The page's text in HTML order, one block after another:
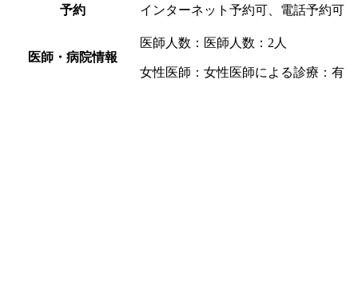
予約
インターネット予約可、電話予約可
医師・病院情報
医師人数：医師人数：2人
女性医師：女性医師による診療：有